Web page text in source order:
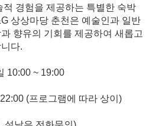
경험을 제공하는 특별한 숙박
상상마당 춘천은 예술인과 일반
향유의 기회를 제공하여 새롭고
다.
10:00 ~ 19:00
(프로그램에 따라 상이)